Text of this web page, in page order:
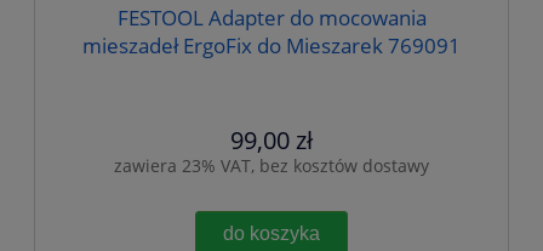
FESTOOL Adapter do mocowania
mieszadeł ErgoFix do Mieszarek 769091
99,00 zł
zawiera 23% VAT, bez kosztów dostawy
do koszyka